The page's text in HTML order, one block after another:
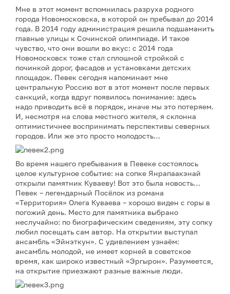
Мне в этот момент вспомнилась разруха родного
города Новомосковска, в которой он пребывал до 2014
года. В 2014 году администрация решила подшаманить
главные улицы к Сочинской олимпиаде. И такое
чувство, что они вошли во вкус: с 2014 года
Новомосковск тоже стал сплошной стройкой с
починкой дорог, фасадов и установками детских
площадок. Певек сегодня напоминает мне
центральную Россию вот в этот момент после первых
санкций, когда вдруг появилось понимание: здесь
надо приводить всё в порядок, иначе мы это потеряем.
И, несмотря на слова местного жителя, я склонна
оптимистичнее воспринимать перспективы северных
городов. Или же это просто молодость…
Во время нашего пребывания в Певеке состоялось
целое культурное событие: на сопке Янрапаакэнай
открыли памятник Куваеву! Вот это была новость…
Певек – легендарный Посёлок из романа
«Территория» Олега Куваева – хорошо виден с горы в
погожий день. Место для памятника выбрано
неслучайно: по биографическим сведениям, эту сопку
любил посещать сам автор. На открытии выступал
ансамбль «Эйнэткун». С удивлением узнаём:
ансамбль молодой, не имеет корней в советское
время, как широко известный «Эргырон». Разумеется,
на открытие приезжают разные важные люди.